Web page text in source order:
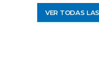
VER TODAS